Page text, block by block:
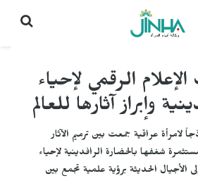
الرقمي لإحياء
وإبراز آثارها للعالم
لامرأة عراقية جمعت بين ترميم الآثار
شغفها بالحضارة الرافدينية لإحياء
الأجيال الحديثة برؤية علمية تجمع بين